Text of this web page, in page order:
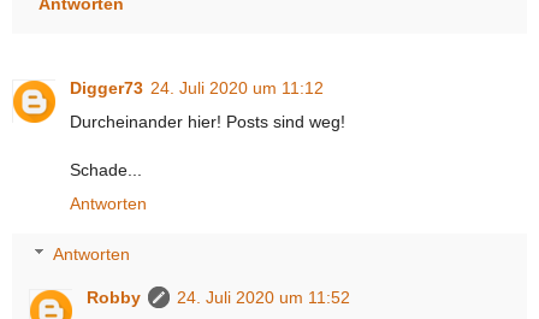
Antworten
Digger73 24. Juli 2020 um 11:12
Durcheinander hier! Posts sind weg!
Schade...
Antworten
Antworten
Robby
24. Juli 2020 um 11:52